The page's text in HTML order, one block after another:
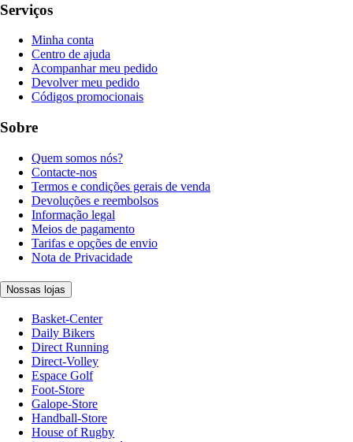
Serviços
Minha conta
Centro de ajuda
Acompanhar meu pedido
Devolver meu pedido
Códigos promocionais
Sobre
Quem somos nós?
Contacte-nos
Termos e condições gerais de venda
Devoluções e reembolsos
Informação legal
Meios de pagamento
Tarifas e opções de envio
Nota de Privacidade
Nossas lojas
Basket-Center
Daily Bikers
Direct Running
Direct-Volley
Espace Golf
Foot-Store
Galope-Store
Handball-Store
House of Rugby